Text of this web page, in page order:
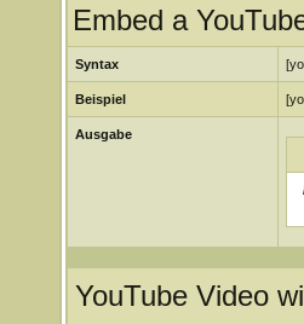
Embed a
Syntax
Beispiel
Ausgabe
YouTube Video